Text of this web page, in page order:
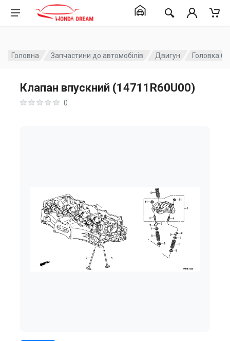
Головна Запчастини до автомобілів Двигун Головка
Клапан впускний (14711R60U00)
0